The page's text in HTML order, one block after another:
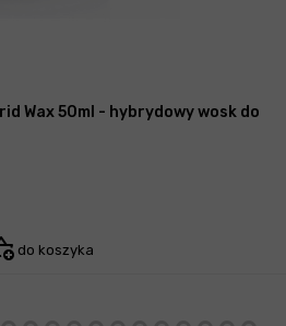
Wax 50ml - hybrydowy wosk do
do koszyka